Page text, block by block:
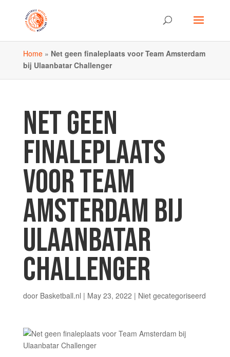
Home» Net geen finaleplaats voor Team Amsterdam
bij Ulaanbatar Challenger
NET GEEN
FINALEPLAATS
VOOR TEAM
AMSTERDAM BIJ
ULAANBATAR
CHALLENGER
door Basketball.nl | May 23, 2022 | Niet gecategoriseerd